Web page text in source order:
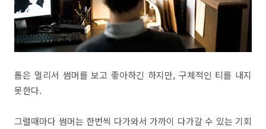
톰은 멀리서 썸머를 보고 좋아하긴 하지만, 구체적인 티를 내지
못한다.
그럴때마다 썸머는 한번씩 다가와서 가까이 다가갈 수 있는 기회